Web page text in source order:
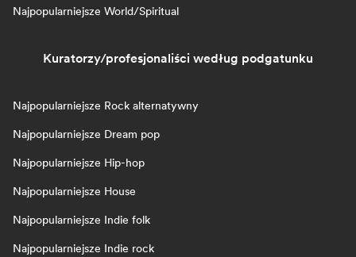
Najpopularniejsze World/Spiritual
Kuratorzy/profesjonaliści według podgatunku
Najpopularniejsze Rock alternatywny
Najpopularniejsze Dream pop
Najpopularniejsze Hip-hop
Najpopularniejsze House
Najpopularniejsze Indie folk
Najpopularniejsze Indie rock